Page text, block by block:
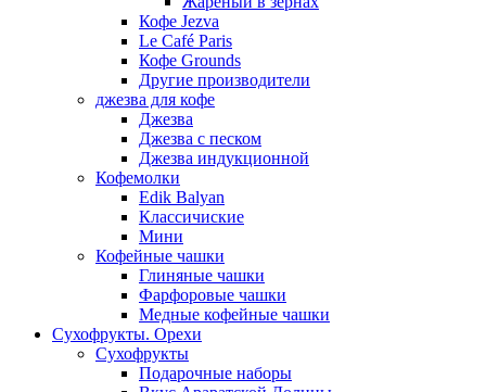
Кофе Jezva
Le Café Paris
Кофе Grounds
Другие производители
джезва для кофе
Джезва
Джезва с песком
Джезва индукционной
Кофемолки
Edik Balyan
Классичиские
Мини
Кофейные чашки
Глиняные чашки
Фарфоровые чашки
Медные кофейные чашки
Сухофрукты. Орехи
Сухофрукты
Подарочные наборы